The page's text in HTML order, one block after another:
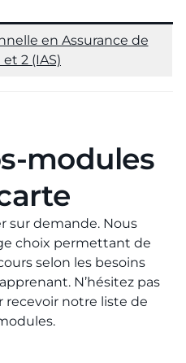
en Assurance de
et 2 (IAS)
modules
sur demande. Nous
choix permettant de
selon les besoins
N’hésitez pas
recevoir notre liste de